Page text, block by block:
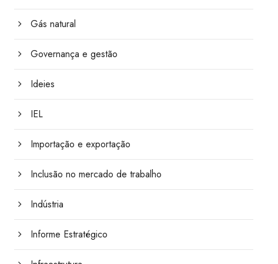
Gás natural
Governança e gestão
Ideies
IEL
Importação e exportação
Inclusão no mercado de trabalho
Indústria
Informe Estratégico